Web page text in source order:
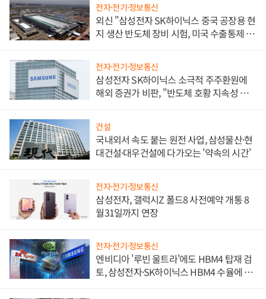
전자·전기·정보통신
외신 "삼성전자 SK하이닉스 중국 공장용 현
지 생산 반도체 장비 시험, 미국 수출통제 대
전자·전기·정보통신
삼성전자 SK하이닉스 소극적 주주환원에
해외 증권가 비판, "반도체 호황 지속성 의
건설
국내외서 속도 붙는 원전 사업, 삼성물산·현
대건설·대우건설에 다가오는 '약속의 시간'
전자·전기·정보통신
삼성전자, 갤럭시Z 폴드8 사전예약 개통 8
월31일까지 연장
전자·전기·정보통신
엔비디아 '루빈 울트라'에도 HBM4 탑재 검
토, 삼성전자·SK하이닉스 HBM4 수율에 주